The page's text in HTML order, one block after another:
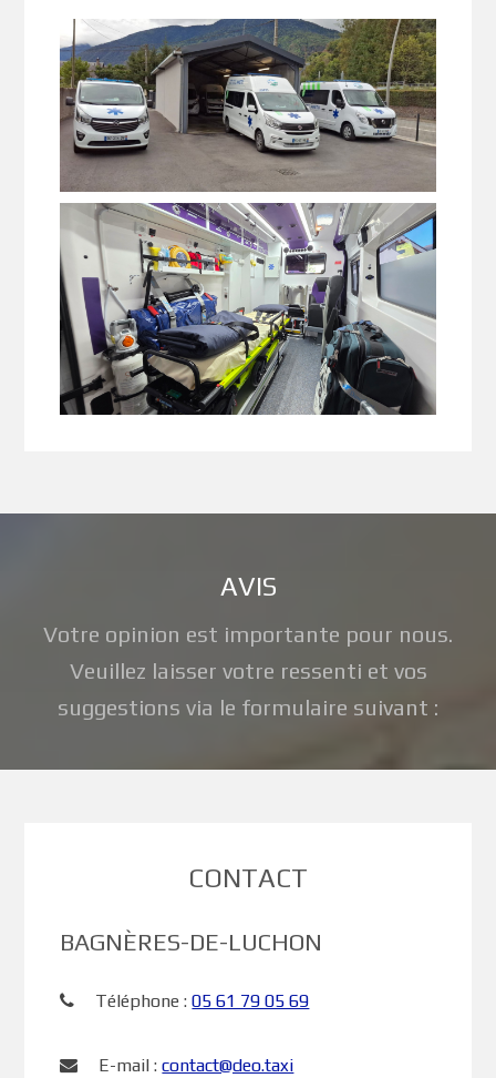
AVIS
Votre opinion est importante pour nous.
Veuillez laisser votre ressenti et vos
suggestions via le formulaire suivant :
CONTACT
BAGNÈRES-DE-LUCHON
Téléphone :05 61 79 05 69
E-mail :contact@deo.taxi